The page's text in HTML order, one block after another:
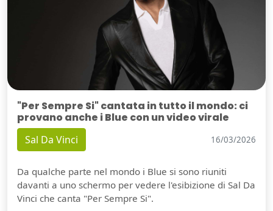
"Per Sempre Si" cantata in tutto il mondo: ci
provano anche i Blue con un video virale
Sal Da Vinci 16/03/2026
Da qualche parte nel mondo i Blue si sono riuniti
davanti a uno schermo per vedere l'esibizione di Sal Da
Vinci che canta "Per Sempre Si".